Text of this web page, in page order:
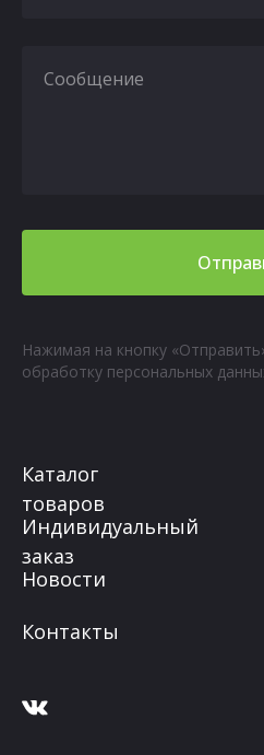
Сообщение
Нажимая на кнопку
обработку персональных
Каталог
товаров
Индивидуальный
заказ
Новости
Контакты